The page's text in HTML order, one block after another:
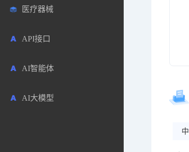
合成化工
药物分析
毒性数据库
原辅料包材
其他各国
医药科普
文献下载
文献管理
医药专利
商业专利数据库
免费专利库
医疗器械
API接口
AI智能体
AI大模型